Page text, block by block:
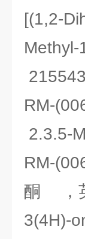
[(1,2-
RM-
2.3.5-
RM-
酮 ，
3(4H)-